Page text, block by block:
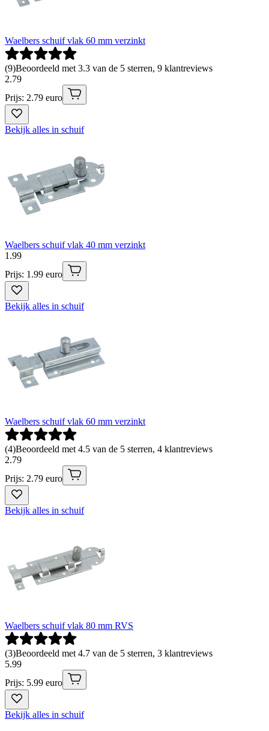
Waelbers schuif vlak 60 mm verzinkt
(9)Beoordeeld met 3.3 van de 5 sterren, 9 klantreviews
2.79
Prijs: 2.79 euro
Bekijk alles in schuif
Waelbers schuif vlak 40 mm verzinkt
1 .99
Prijs: 1.99 euro
Bekijk alles in schuif
Waelbers schuif vlak 60 mm verzinkt
(4)Beoordeeld met 4.5 van de 5 sterren, 4 klantreviews
2.79
Prijs: 2.79 euro
Bekijk alles in schuif
Waelbers schuif vlak 80 mm RVS
(3)Beoordeeld met 4.7 van de 5 sterren, 3 klantreviews
5.99
Prijs: 5.99 euro
Bekijk alles in schuif